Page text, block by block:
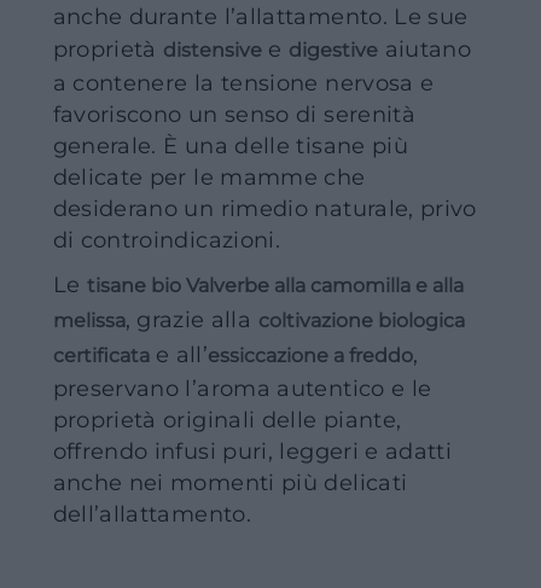
anche durante l’allattamento. Le sue
proprietà distensive e digestive aiutano
a contenere la tensione nervosa e
favoriscono un senso di serenità
generale. È una delle tisane più
delicate per le mamme che
desiderano un rimedio naturale, privo
di controindicazioni.
Le tisane bio Valverbe alla camomilla e alla
melissa, grazie alla coltivazione biologica
certificatae all’essiccazione a freddo,
preservano l’aroma autentico e le
proprietà originali delle piante,
offrendo infusi puri, leggeri e adatti
anche nei momenti più delicati
dell’allattamento.